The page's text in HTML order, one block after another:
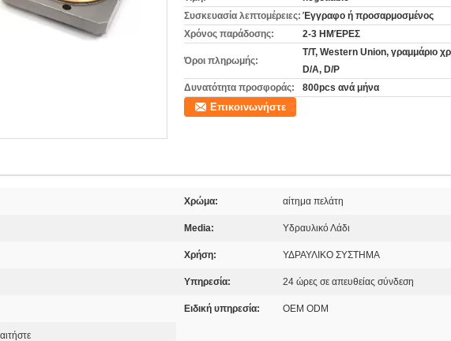
Συσκευασία λεπτομέρειες: Έγγραφο ή προσαρμοσμένος
Χρόνος παράδοσης:
2-3 ΗΜΈΡΕΣ
Όροι πληρωμής:
T/T, Western Union, γραμμάριο
D/A, D/P
Δυνατότητα προσφοράς:
800pcs ανά μήνα
Επικοινωνήστε
Χρώμα: αίτημα πελάτη
Media: Υδραυλικό Λάδι
Χρήση: ΥΔΡΑΥΛΙΚΟ ΣΥΣΤΗΜΑ
Υπηρεσία: 24 ώρες σε απευθείας σύνδεση
Ειδική υπηρεσία: OEM ODM